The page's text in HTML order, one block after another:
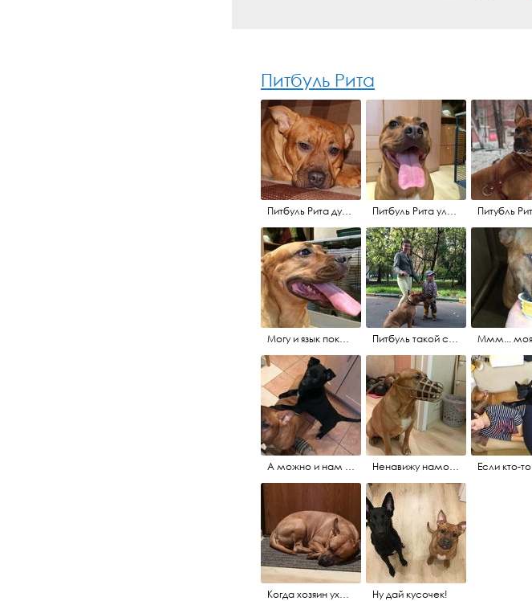
Питбуль Рита
Питбуль Рита думает... Питбуль Рита улыбается :)
Могу и язык показать, мне не сложно... Питбуль такой страшный, что его выгуливают даже женщины и дети...
А можно и нам тоже?.. Ненавижу намордники. Сами бы в таком походили...
Когда хозяин уходит, я грущу и жду его у двери Ну дай кусочек!